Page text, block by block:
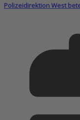
Polizeidirektion West